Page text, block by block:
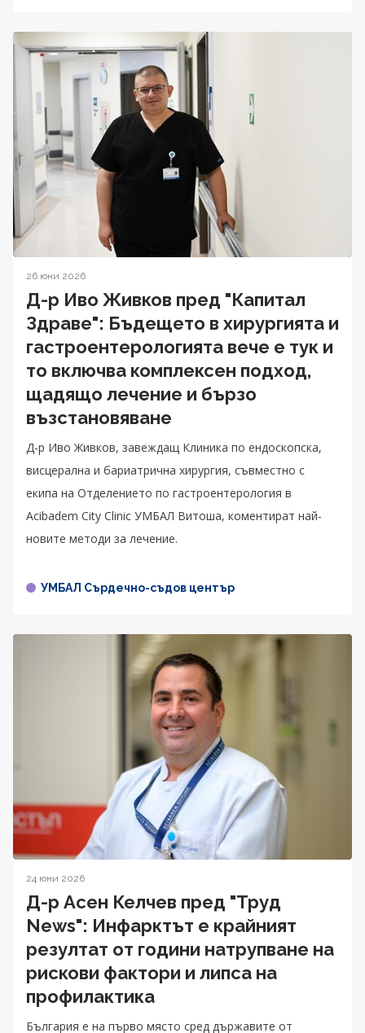
26 юни 2026
Д-р Иво Живков пред "Капитал
Здраве": Бъдещето в хирургията и
гастроентерологията вече е тук и
то включва комплексен подход,
щадящо лечение и бързо
възстановяване
Д-р Иво Живков, завеждащ Клиника по ендоскопска,
висцерална и бариатрична хирургия, съвместно с
екипа на Отделението по гастроентерология в
Acibadem City Clinic УМБАЛ Витоша, коментират най-
новите методи за лечение.
УМБАЛ Сърдечно-съдов център
24 юни 2026
Д-р Асен Келчев пред "Труд
News": Инфарктът е крайният
резултат от години натрупване на
рискови фактори и липса на
профилактика
България е на първо място сред държавите от